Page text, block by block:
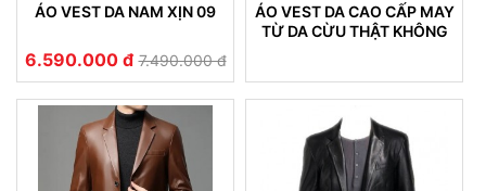
ÁO VEST DA NAM XỊN 09
6.590.000 đ 7.490.000 đ
ÁO VEST DA CAO CẤP MAY
TỪ DA CỪU THẬT KHÔNG